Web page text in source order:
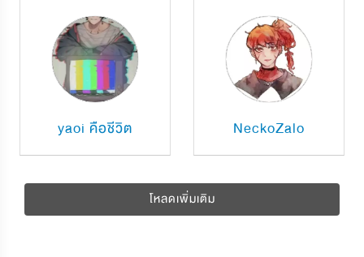
yaoi คือชีวิต NeckoZalo
โหลดเพิ่มเติม